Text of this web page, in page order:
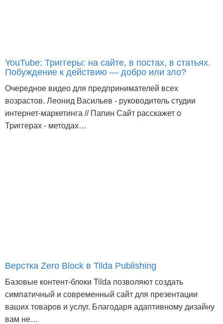
YouTube: Триггеры: на сайте, в постах, в статьях.
Побуждение к действию — добро или зло?
Очередное видео для предпринимателей всех
возрастов. Леонид Васильев - руководитель студии
интернет-маркетинга // Папин Сайт расскажет о
Триггерах - методах…
Верстка Zero Block в Tilda Publishing
Базовые контент-блоки Tilda позволяют создать
симпатичный и современный сайт для презентации
ваших товаров и услуг. Благодаря адаптивному дизайну
вам не…